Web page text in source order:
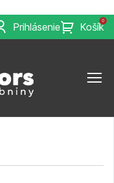
Prihlásenie
0
Košík